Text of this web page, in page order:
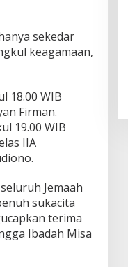
sekedar
keagamaan,
18.00 WIB
Firman.
19.00 WIB
IIA
Jemaah
sukacita
terima
Ibadah Misa